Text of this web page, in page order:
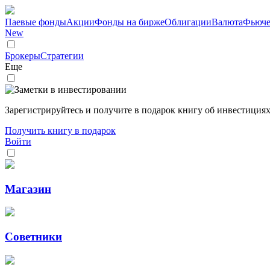
Паевые фондыАкцииФонды на биржеОблигацииВалюта
New
БрокерыСтратегии
Еще
Зарегистрируйтесь и получите в подарок книгу об
Получить книгу в подарок
Войти
Магазин
Советники